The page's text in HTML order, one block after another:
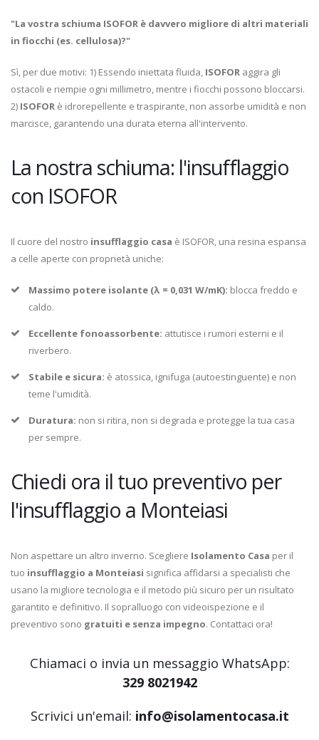
"La vostra schiuma ISOFOR è davvero migliore di altri materiali
in fiocchi (es. cellulosa)?"
Sì, per due motivi: 1) Essendo iniettata fluida, ISOFOR aggira gli
ostacoli e riempie ogni millimetro, mentre i fiocchi possono bloccarsi.
2) ISOFOR è idrorepellente e traspirante, non assorbe umidità e non
marcisce, garantendo una durata eterna all'intervento.
La nostra schiuma: l'insufflaggio
con ISOFOR
Il cuore del nostro insufflaggio casa è ISOFOR, una resina espansa
a celle aperte con proprietà uniche:
Massimo potere isolante (λ = 0,031 W/mK): blocca freddo e
caldo.
Eccellente fonoassorbente: attutisce i rumori esterni e il
riverbero.
Stabile e sicura: è atossica, ignifuga (autoestinguente) e non
teme l'umidità.
Duratura: non si ritira, non si degrada e protegge la tua casa
per sempre.
Chiedi ora il tuo preventivo per
l'insufflaggio a Monteiasi
Non aspettare un altro inverno. Scegliere Isolamento Casa per il
tuo insufflaggio a Monteiasi significa affidarsi a specialisti che
usano la migliore tecnologia e il metodo più sicuro per un risultato
garantito e definitivo. Il sopralluogo con videoispezione e il
preventivo sono gratuiti e senza impegno. Contattaci ora!
Chiamaci o invia un messaggio WhatsApp:
329 8021942
Scrivici un'email: info@isolamentocasa.it